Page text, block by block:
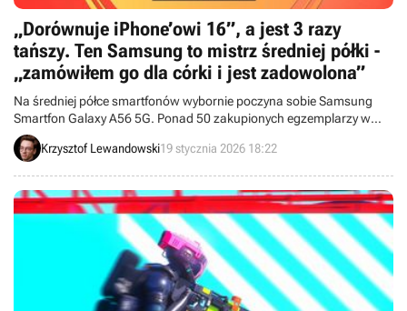
„Dorównuje iPhone’owi 16”, a jest 3 razy
tańszy. Ten Samsung to mistrz średniej półki -
„zamówiłem go dla córki i jest zadowolona”
Na średniej półce smartfonów wybornie poczyna sobie Samsung
Smartfon Galaxy A56 5G. Ponad 50 zakupionych egzemplarzy w
ostatnim miesiącu na Amazonie i porównania do 3 razy droższego
iPhone'a 16 mówią same za siebie.
Krzysztof Lewandowski19 stycznia 2026 18:22